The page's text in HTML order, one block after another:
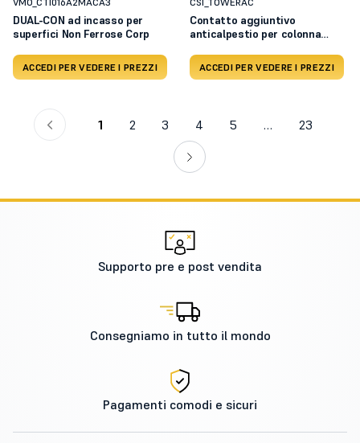
DUAL-CON ad incasso per
superfici Non Ferrose Corp
ACCEDI PER VEDERE I PREZZI
Contatto aggiuntivo
anticalpestio per colonna
ACCEDI PER VEDERE I PREZZI
1 2 3 4 5 … 23
Supporto pre e post vendita
Consegniamo in tutto il mondo
Pagamenti comodi e sicuri